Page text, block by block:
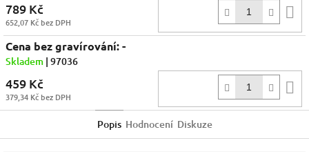
789 Kč
652,07 Kč bez DPH
Cena bez gravírování: -
Skladem | 97036
459 Kč
379,34 Kč bez DPH
Popis Hodnocení Diskuze